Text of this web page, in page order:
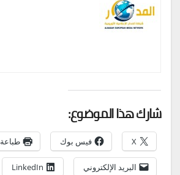
شارك هذا الموضوع:
X فيس بوك طباعة
البريد الإلكتروني LinkedIn